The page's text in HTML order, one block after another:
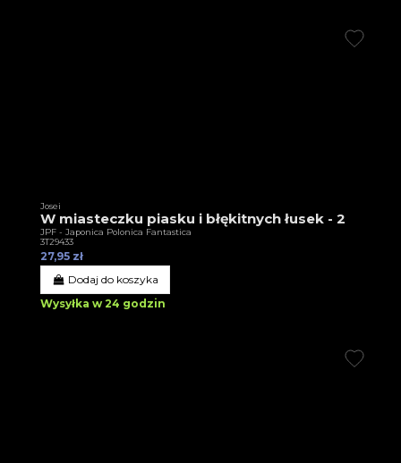
Josei
W miasteczku piasku i błękitnych łusek - 2
JPF - Japonica Polonica Fantastica
3T29433
27,95 zł
Dodaj do koszyka
Wysyłka w 24 godzin